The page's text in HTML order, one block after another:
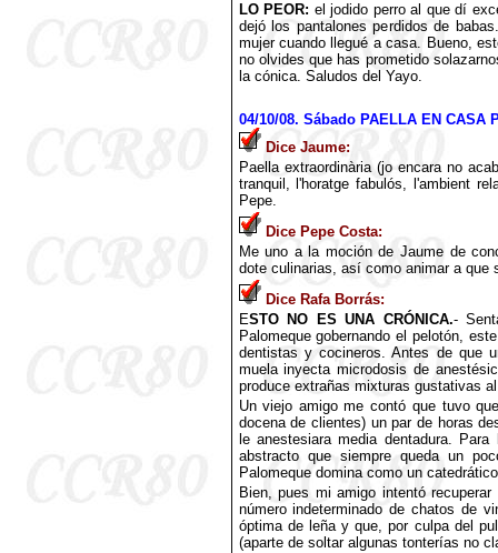
LO PEOR: el jodido perro al que dí
dejó los pantalones perdidos de
mujer cuando llegué a casa. Bueno,
no olvides que has prometido
la cónica. Saludos del Yayo.
04/10/08. Sábado PAELLA EN CASA
Dice Jaume:
Paella extraordinària (jo encara no
tranquil, l'horatge fabulós, l'ambient
Pepe.
Dice Pepe Costa:
Me uno a la moción de Jaume de
dote culinarias, así como animar a que
Dice Rafa Borrás:
ESTO NO ES UNA CRÓNICA.-
Palomeque gobernando el pelotón,
dentistas y cocineros. Antes de que
muela inyecta microdosis de
produce extrañas mixturas gustativas
Un viejo amigo me contó que tuvo
docena de clientes) un par de horas
le anestesiara media dentadura.
abstracto que siempre queda un
Palomeque domina como un
Bien, pues mi amigo intentó
número indeterminado de chatos de
óptima de leña y que, por culpa del
(aparte de soltar algunas tonterías no